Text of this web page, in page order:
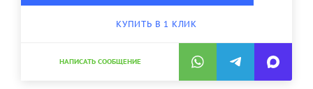
КУПИТЬ В 1 КЛИК
НАПИСАТЬ СООБЩЕНИЕ